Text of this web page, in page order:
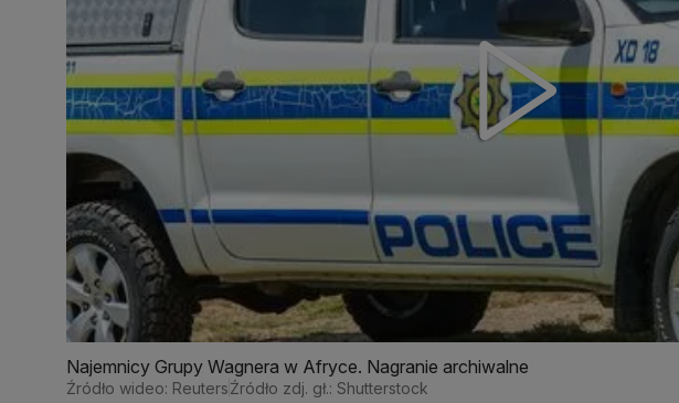
Najemnicy Grupy Wagnera w Afryce. Nagranie archiwalne
Źródło wideo: ReutersŹródło zdj. gł.: Shutterstock